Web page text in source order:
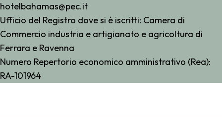
hotelbahamas@pec.it
Ufficio del Registro dove si è iscritti: Camera di
Commercio industria e artigianato e agricoltura di
Ferrara e Ravenna
Numero Repertorio economico amministrativo (Rea):
RA-101964